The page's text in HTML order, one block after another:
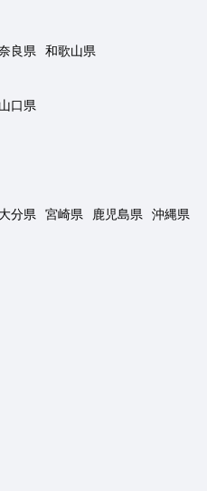
良県
和歌山県
山口県
大分県 宮崎県 鹿児島県 沖縄県